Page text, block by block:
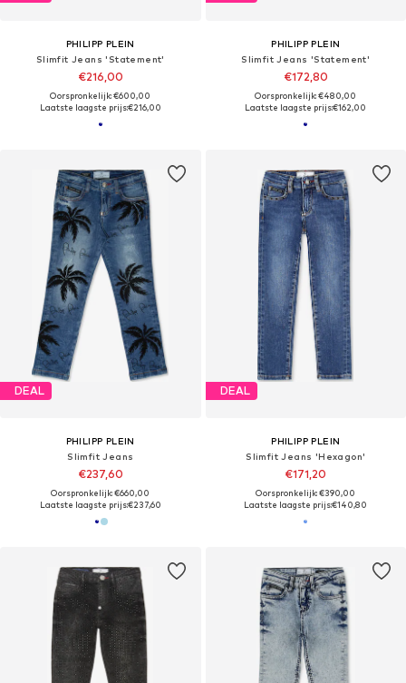
PHILIPP PLEIN
Slimfit Jeans 'Statement'
€216,00
Oorspronkelijk: €600,00
Laatste laagste prijs:€216,00
PHILIPP PLEIN
Slimfit Jeans 'Statement'
€172,80
Oorspronkelijk: €480,00
Laatste laagste prijs:€162,00
DEAL
PHILIPP PLEIN
Slimfit Jeans
€237,60
Oorspronkelijk: €660,00
Laatste laagste prijs:€237,60
DEAL
PHILIPP PLEIN
Slimfit Jeans 'Hexagon'
€171,20
Oorspronkelijk: €390,00
Laatste laagste prijs:€140,80